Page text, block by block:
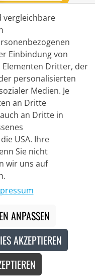
unseren
& Co.KG
vergleichbare
Einbindung von
Dritter, der
personalisierten
Medien. Je
an Dritte
an Dritte in
USA. Ihre
Sie nicht
wir uns auf
ANPASSEN
AKZEPTIEREN